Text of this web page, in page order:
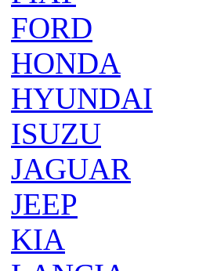
FORD
HONDA
HYUNDAI
ISUZU
JAGUAR
JEEP
KIA